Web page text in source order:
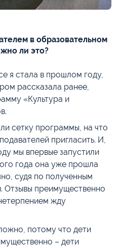
в образовательном
ли это?
я стала в прошлом году,
рассказала ранее,
«Культура и
сетку программы, на что
пригласить. И,
мы впервые запустили
года она уже прошла
судя по полученным
Отзывы преимущественно
жду
потому что дети
– дети